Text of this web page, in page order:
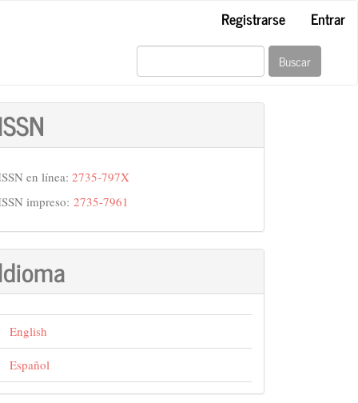
Registrarse
Entrar
Buscar
en línea: 2735-797X
impreso: 2735-7961
English
Español